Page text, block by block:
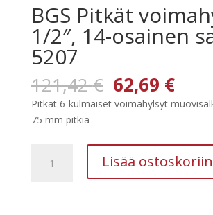
BGS Pitkät
1/2″, 14-osainen
5207
121,42€ Alkuperäinen
hinta
oli:
62,69 €
on:
Pitkät 6-kulmaiset voimahylsyt
75 mm pitkiä
Pitkät
Lisää ostoskoriin